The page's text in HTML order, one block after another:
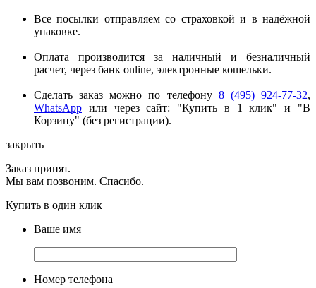
Все посылки отправляем со страховкой и в надёжной
упаковке.
Оплата производится за наличный и безналичный
расчет, через банк online, электронные кошельки.
Сделать заказ можно по телефону 8 (495) 924-77-32,
WhatsApp или через сайт: "Купить в 1 клик" и "В
Корзину" (без регистрации).
закрыть
Заказ принят.
Мы вам позвоним. Спасибо.
Купить в один клик
Ваше имя
Номер телефона